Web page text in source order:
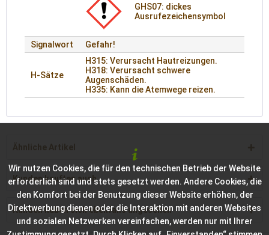
GHS07: dickes
Ausrufezeichensymbol
Signalwort Gefahr!
H-Sätze
H315: Verursacht Hautreizungen.
H318: Verursacht schwere
Augenschäden.
H335: Kann die Atemwege reizen.
Ähnliche Artikel
Kunden kauften auch
Kunden haben sich ebenfalls angesehen
Wir nutzen Cookies, die für den technischen Betrieb der Website
erforderlich sind und stets gesetzt werden. Andere Cookies, die
den Komfort bei der Benutzung dieser Website erhöhen, der
Direktwerbung dienen oder die Interaktion mit anderen Websites
und sozialen Netzwerken vereinfachen, werden nur mit Ihrer